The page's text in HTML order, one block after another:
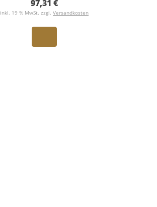
97,31 €
inkl. 19 % MwSt. zzgl. Versandkosten